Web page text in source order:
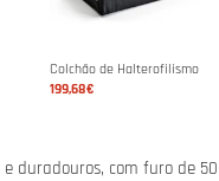
Colchão de Halterofilismo
199,68€
duradouros, com furo de 50